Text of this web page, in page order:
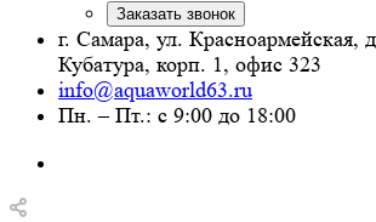
Заказать звонок
г. Самара, ул. Красноармейская,
Кубатура, корп. 1, офис 323
info@aquaworld63.ru
Пн. – Пт.: с 9:00 до 18:00